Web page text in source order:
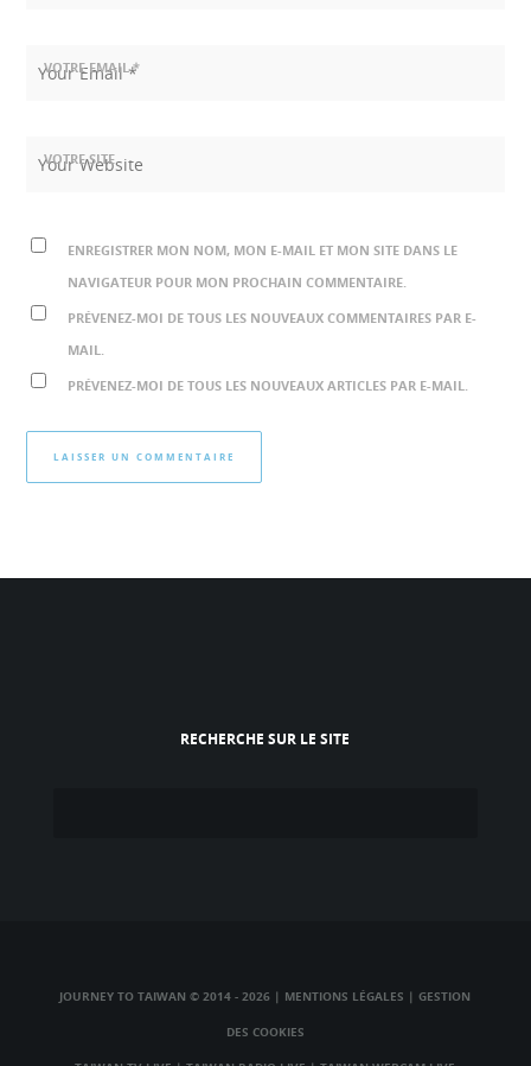
VOTRE EMAIL *
VOTRE SITE
ENREGISTRER MON NOM, MON E-MAIL ET MON SITE DANS LE
NAVIGATEUR POUR MON PROCHAIN COMMENTAIRE.
PRÉVENEZ-MOI DE TOUS LES NOUVEAUX COMMENTAIRES PAR E-
MAIL.
PRÉVENEZ-MOI DE TOUS LES NOUVEAUX ARTICLES PAR E-MAIL.
RECHERCHE SUR LE SITE
JOURNEY TO TAIWAN © 2014 - 2026 | MENTIONS LÉGALES |GESTION
DES COOKIES